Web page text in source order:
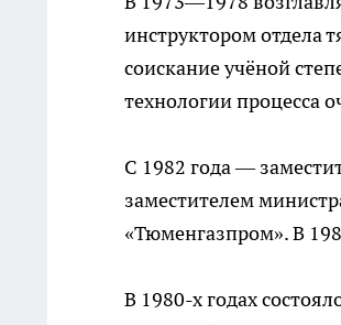
инструктором отдела
соискание учёной
технологии процесса
С 1982 года —
заместителем
«Тюменгазпром». В
В 1980-х годах